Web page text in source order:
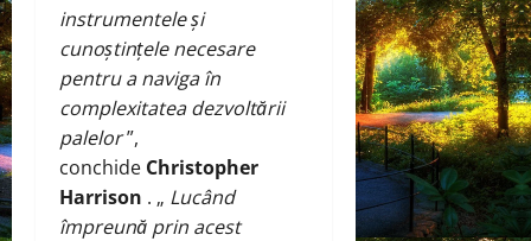
instrumentele și
cunoștințele necesare
pentru a naviga în
complexitatea dezvoltării
palelor”,
conchide Christopher
Harrison . „ Lucând
împreună prin acest